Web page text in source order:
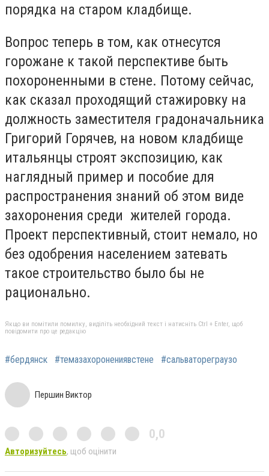
порядка на старом кладбище.
Вопрос теперь в том, как отнесутся
горожане к такой перспективе быть
похороненными в стене. Потому сейчас,
как сказал проходящий стажировку на
должность заместителя градоначальника
Григорий Горячев, на новом кладбище
итальянцы строят экспозицию, как
наглядный пример и пособие для
распространения знаний об этом виде
захоронения среди жителей города.
Проект перспективный, стоит немало, но
без одобрения населением затевать
такое строительство было бы не
рационально.
Якщо ви помітили помилку, виділіть необхідний текст і натисніть Ctrl + Enter, щоб
повідомити про це редакцію
#бердянск #темазахоронениявстене #сальватореграузо
Першин Виктор
0,0
Авторизуйтесь, щоб оцінити